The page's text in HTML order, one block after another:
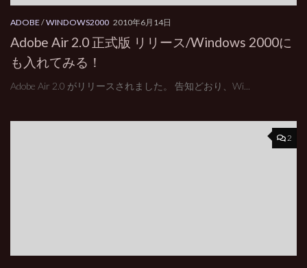
ADOBE/WINDOWS2000 2010年6月14日
Adobe Air 2.0 正式版 リリース/Windows 2000に
も入れてみる！
Adobe Air 2.0 がリリースされました。 告知どおり、Wi...
2